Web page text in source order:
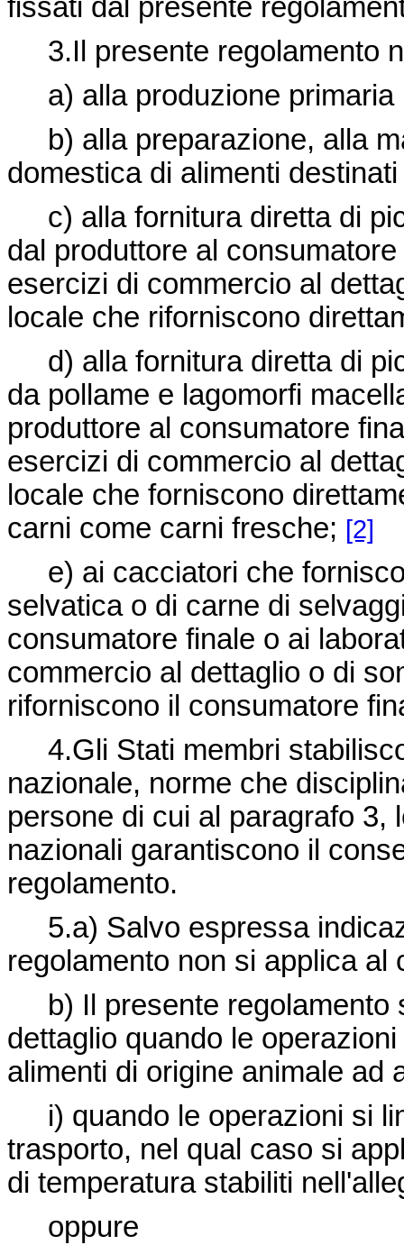
fissati dal presente
3.Il presente regolamento
a) alla produzione primaria
b) alla preparazione, alla
domestica di alimenti
c) alla fornitura diretta di
dal produttore al
esercizi di commercio al
locale che riforniscono
d) alla fornitura diretta di
da pollame e lagomorfi
produttore al consumatore
esercizi di commercio al
locale che forniscono
carni come carni fresche; [2]
e) ai cacciatori che
selvatica o di carne di
consumatore finale o ai
commercio al dettaglio o di
riforniscono il consumatore
4.Gli Stati membri
nazionale, norme che
persone di cui al paragrafo 3,
nazionali garantiscono il
regolamento.
5.a) Salvo espressa
regolamento non si applica al
b) Il presente regolamento
dettaglio quando le
alimenti di origine animale ad
i) quando le operazioni si
trasporto, nel qual caso si
di temperatura stabiliti
oppure